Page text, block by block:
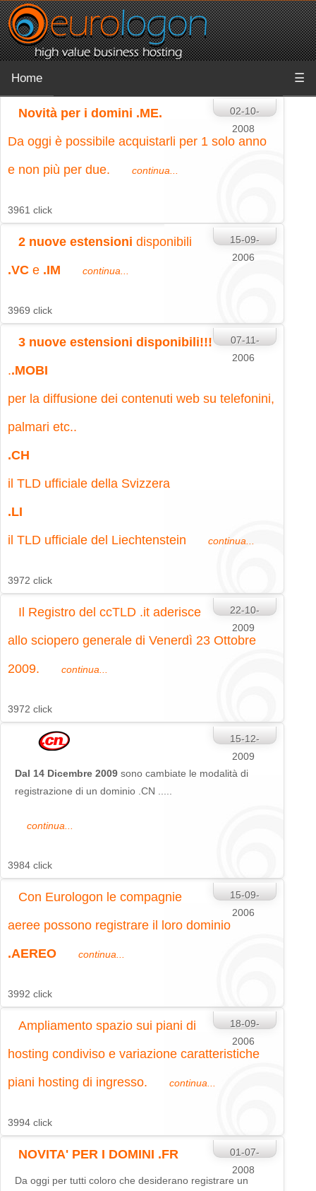
Home ☰
02-10-
2008
Novità per i domini .ME.
Da oggi è possibile acquistarli per 1 solo anno
e non più per due.
continua...
3961 click
15-09-
2006
2 nuove estensioni disponibili
.VC e .IM continua...
3969 click
07-11-
2006
3 nuove estensioni disponibili!!!
..MOBI
per la diffusione dei contenuti web su telefonini,
palmari etc..
.CH
il TLD ufficiale della Svizzera
.LI
il TLD ufficiale del Liechtenstein
continua...
3972 click
22-10-
2009
Il Registro del ccTLD .it aderisce
allo sciopero generale di Venerdì 23 Ottobre
2009.
continua...
3972 click
15-12-
2009
Dal 14 Dicembre 2009 sono cambiate le modalità di
registrazione di un dominio .CN .....
continua...
3984 click
15-09-
2006
Con Eurologon le compagnie
aeree possono registrare il loro dominio
.AEREO
continua...
3992 click
18-09-
2006
Ampliamento spazio sui piani di
hosting condiviso e variazione caratteristiche
piani hosting di ingresso.
continua...
3994 click
01-07-
2008
NOVITA' PER I DOMINI .FR
Da oggi per tutti coloro che desiderano registrare un